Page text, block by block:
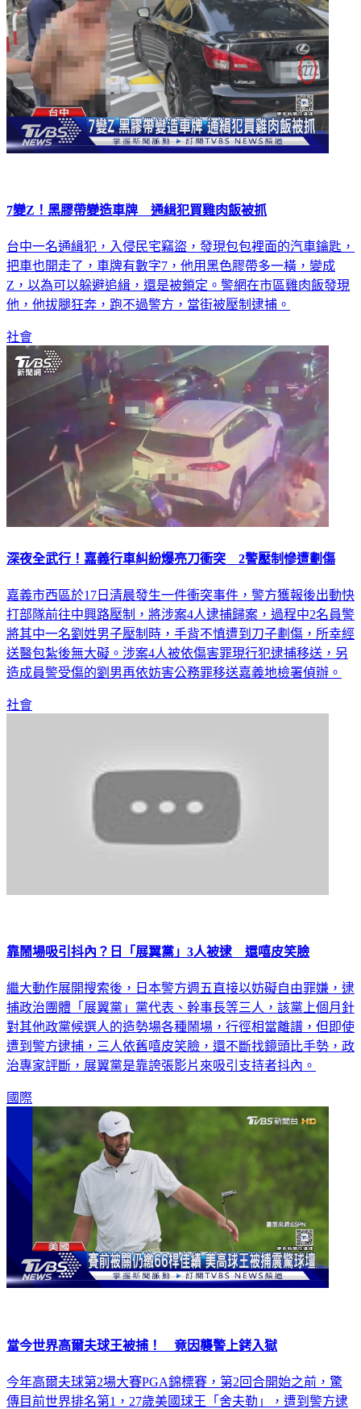
7變Z！黑膠帶變造車牌 通緝犯買雞肉飯被抓
台中一名通緝犯，入侵民宅竊盜，發現包包裡面的汽車鑰匙，
把車也開走了，車牌有數字7，他用黑色膠帶多一橫，變成
Z，以為可以躲避追緝，還是被鎖定。警網在市區雞肉飯發現
他，他拔腿狂奔，跑不過警方，當街被壓制逮捕。
社會
深夜全武行！嘉義行車糾紛爆亮刀衝突 2警壓制慘遭劃傷
嘉義市西區於17日清晨發生一件衝突事件，警方獲報後出動快
打部隊前往中興路壓制，將涉案4人逮捕歸案，過程中2名員警
將其中一名劉姓男子壓制時，手背不慎遭到刀子劃傷，所幸經
送醫包紮後無大礙。涉案4人被依傷害罪現行犯逮捕移送，另
造成員警受傷的劉男再依妨害公務罪移送嘉義地檢署偵辦。
社會
靠鬧場吸引抖內？日「展翼黨」3人被逮 還嘻皮笑臉
繼大動作展開搜索後，日本警方週五直接以妨礙自由罪嫌，逮
捕政治團體「展翼黨」黨代表、幹事長等三人，該黨上個月針
對其他政黨候選人的造勢場各種鬧場，行徑相當離譜，但即使
遭到警方逮捕，三人依舊嘻皮笑臉，還不斷找鏡頭比手勢，政
治專家評斷，展翼黨是靠誇張影片來吸引支持者抖內。
國際
當今世界高爾夫球王被捕！ 竟因襲警上銬入獄
今年高爾夫球第2場大賽PGA錦標賽，第2回合開始之前，驚
傳目前世界排名第1，27歲美國球王「舍夫勒」，遭到警方逮